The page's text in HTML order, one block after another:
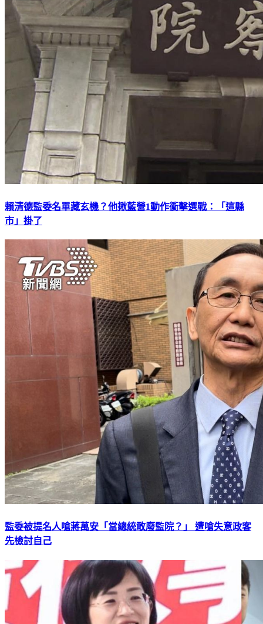
賴清德監委名單藏玄機？他揪藍營1動作衝擊選戰：「這縣
市」掛了
監委被提名人嗆蔣萬安「當總統敢廢監院？」 遭嗆失意政客
先檢討自己